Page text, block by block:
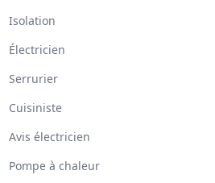
Isolation
Électricien
Serrurier
Cuisiniste
Avis électricien
Pompe à chaleur